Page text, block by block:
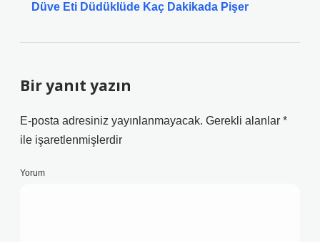
Düve Eti Düdüklüde Kaç Dakikada Pişer
Bir yanıt yazın
E-posta adresiniz yayınlanmayacak. Gerekli alanlar *
ile işaretlenmişlerdir
Yorum